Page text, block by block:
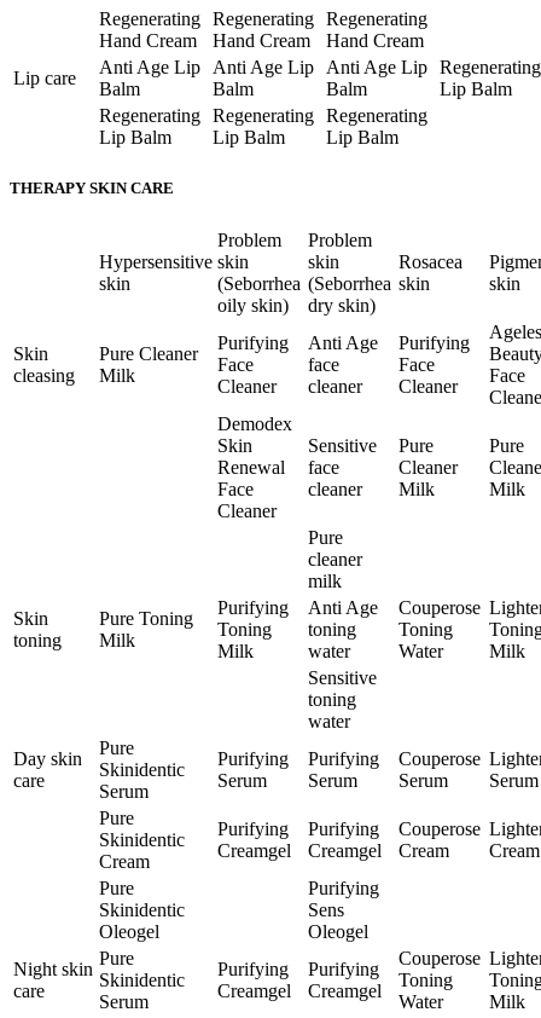
Regenerating
Hand Cream
Regenerating
Hand Cream
Regenerating
Hand Cream
Lip care
Anti Age Lip
Balm
Anti Age Lip
Balm
Anti Age Lip
Balm
Regenerating
Lip Balm
Regenerating
Lip Balm
Regenerating
Lip Balm
Regenerating
Lip Balm
THERAPY SKIN CARE
Hypersensitive
skin
Problem
skin
(Seborrhea
oily skin)
Problem
skin
(Seborrhea
dry skin)
Rosacea
skin
skin
Skin
cleasing
Pure Cleaner
Milk
Purifying
Face
Cleaner
Anti Age
face
cleaner
Purifying
Face
Cleaner
Face
Demodex
Skin
Renewal
Face
Cleaner
Sensitive
face
cleaner
Pure
Cleaner
Milk
Pure
Milk
Pure
cleaner
milk
Skin
toning
Pure Toning
Milk
Purifying
Toning
Milk
Anti Age
toning
water
Couperose
Toning
Water
Milk
Sensitive
toning
water
Day skin
care
Pure
Skinidentic
Serum
Purifying
Serum
Purifying
Serum
Couperose
Serum
Serum
Pure
Skinidentic
Cream
Purifying
Creamgel
Purifying
Creamgel
Couperose
Cream
Cream
Pure
Skinidentic
Oleogel
Purifying
Sens
Oleogel
Night skin
care
Pure
Skinidentic
Serum
Purifying
Creamgel
Purifying
Creamgel
Couperose
Toning
Water
Milk